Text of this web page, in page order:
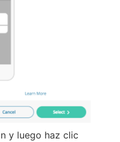
y luego haz clic